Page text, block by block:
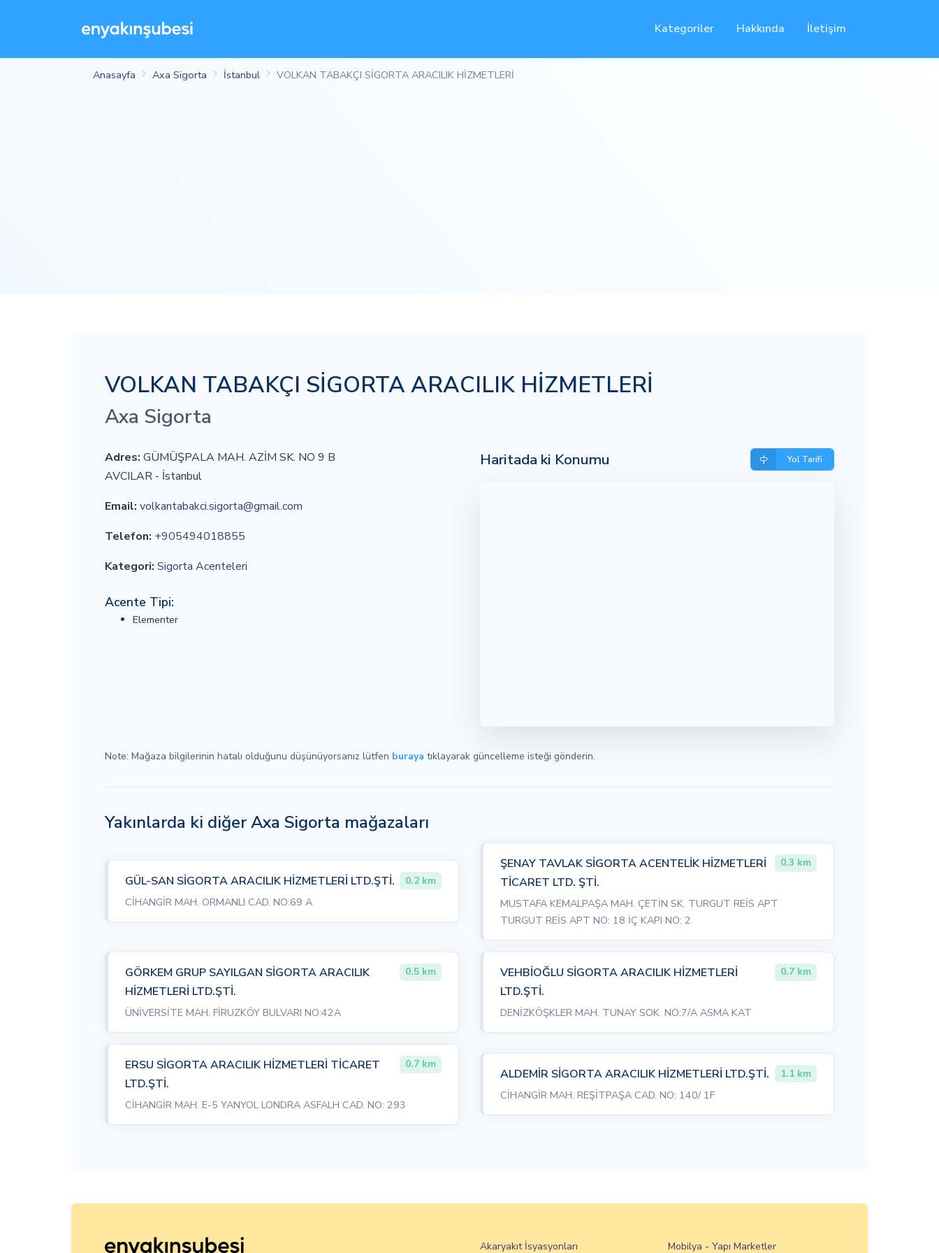
Kategoriler Hakkında İletişim
Anasayfa Axa Sigorta İstanbul VOLKAN TABAKÇI SİGORTA ARACILIK HİZMETLERİ
VOLKAN TABAKÇI SİGORTA ARACILIK HİZMETLERİ
Axa Sigorta
Adres: GÜMÜŞPALA MAH. AZİM SK. NO 9 B
AVCILAR - İstanbul
Email: volkantabakci.sigorta@gmail.com
Telefon: +905494018855
Kategori: Sigorta Acenteleri
Acente Tipi:
Elementer
Haritada ki Konumu Yol Tarifi
Note: Mağaza bilgilerinin hatalı olduğunu düşünüyorsanız lütfen buraya tıklayarak güncelleme isteği gönderin.
Yakınlarda ki diğer Axa Sigorta mağazaları
GÜL-SAN SİGORTA ARACILIK HİZMETLERİ LTD.ŞTİ. 0.2 km
CİHANGİR MAH. ORMANLI CAD. NO:69 A
ŞENAY TAVLAK SİGORTA ACENTELİK HİZMETLERİ
TİCARET LTD. ŞTİ.
0.3 km
MUSTAFA KEMALPAŞA MAH. ÇETİN SK. TURGUT REİS APT
TURGUT REİS APT NO: 18 İÇ KAPI NO: 2
GÖRKEM GRUP SAYILGAN SİGORTA ARACILIK
HİZMETLERİ LTD.ŞTİ.
0.5 km
ÜNİVERSİTE MAH. FİRUZKÖY BULVARI NO:42A
VEHBİOĞLU SİGORTA ARACILIK HİZMETLERİ
LTD.ŞTİ.
0.7 km
DENİZKÖŞKLER MAH. TUNAY SOK. NO:7/A ASMA KAT
ERSU SİGORTA ARACILIK HİZMETLERİ TİCARET
LTD.ŞTİ.
0.7 km
CİHANGİR MAH. E-5 YANYOL LONDRA ASFALH CAD. NO: 293
ALDEMİR SİGORTA ARACILIK HİZMETLERİ LTD.ŞTİ. 1.1 km
CİHANGİR MAH. REŞİTPAŞA CAD. NO: 140/ 1F
Akaryakıt İsyasyonları Mobilya - Yapı Marketler